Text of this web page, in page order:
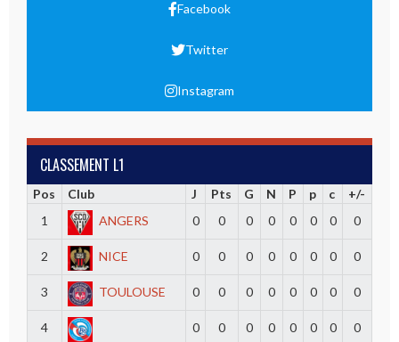
Facebook
Twitter
Instagram
CLASSEMENT L1
Pos Club J Pts G N P p c
+/-
1
ANGERS 0 0 0 0 0 0 0 0
2 NICE 0 0 0 0 0 0 0 0
3 TOULOUSE 0 0 0 0 0 0 0 0
4
0 0 0 0 0 0 0 0